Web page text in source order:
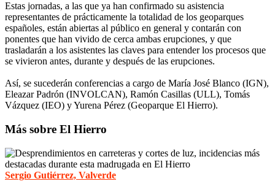
Estas jornadas, a las que ya han confirmado su asistencia
representantes de prácticamente la totalidad de los geoparques
españoles, están abiertas al público en general y contarán con
ponentes que han vivido de cerca ambas erupciones, y que
trasladarán a los asistentes las claves para entender los procesos que
se vivieron antes, durante y después de las erupciones.
Así, se sucederán conferencias a cargo de María José Blanco (IGN),
Eleazar Padrón (INVOLCAN), Ramón Casillas (ULL), Tomás
Vázquez (IEO) y Yurena Pérez (Geoparque El Hierro).
Más sobre El Hierro
Sergio Gutiérrez, Valverde